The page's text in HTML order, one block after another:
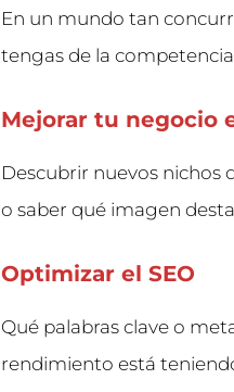
En un mundo tan
tengas de la
Mejorar tu negocio
Descubrir nuevos nichos
o saber qué imagen
Optimizar el SEO
Qué palabras clave o
rendimiento está